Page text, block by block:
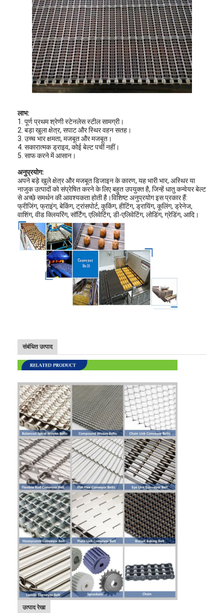
गुणवत्ता नियंत्रण
समाचार
सभी मामलों
स्टेनलेस स्टील जाल बेल्ट
सर्पिल वायर मेष
उच्च तापमान वायर मेष
खाद्य जाल बेल्ट
मधुकोश कन्वेयर बेल्ट
कन्वेयर चेन प्लेट
सोलर फोटोवोल्टिक मेश बेल्ट
लाभ:
1. पूर्ण प्रथम श्रेणी स्टेनलेस स्टील सामग्री।
2. बड़ा खुला क्षेत्र, सपाट और स्थिर वहन सतह।
3. उच्च भार क्षमता, मजबूत और मजबूत।
4. सकारात्मक ड्राइव, कोई बेल्ट पर्ची नहीं।
5. साफ करने में आसान।
अनुप्रयोग:
अपने बड़े खुले क्षेत्र और मजबूत डिजाइन के कारण, यह भारी भार, अस्थिर या
नाजुक उत्पादों को संप्रेषित करने के लिए बहुत उपयुक्त है, जिन्हें धातु कन्वेयर बेल्ट
से अच्छे समर्थन की आवश्यकता होती है।विशिष्ट अनुप्रयोग इस प्रकार हैं:
फ्रीजिंग, फ्राइंग, बेकिंग, ट्रांसपोर्ट, कुकिंग, हीटिंग, ड्रायिंग, कूलिंग, ड्रेनेज,
वाशिंग, वीड क्लियरिंग, सॉर्टिंग, एलिवेटिंग, डी-एलिवेटिंग, लोडिंग, ग्रेडिंग, आदि।
संबंधित उत्पाद
उत्पाद रेखा